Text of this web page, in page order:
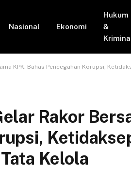
Nasional Ekonomi
Hukum
&
KPK: Bahas Pencegahan Korupsi,
Rakor
Kelola